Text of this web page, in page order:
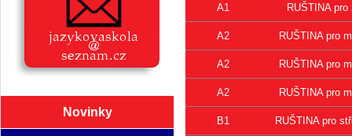
Novinky
A1 RUŠTINA
A2 RUŠTINA pro
A2 RUŠTINA pro
A2 RUŠTINA pro
B1 RUŠTINA pro